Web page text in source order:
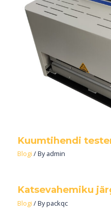
Kuumtihendi
Blogi / Byadmin
Katsevahemiku
Blogi / Bypackqc